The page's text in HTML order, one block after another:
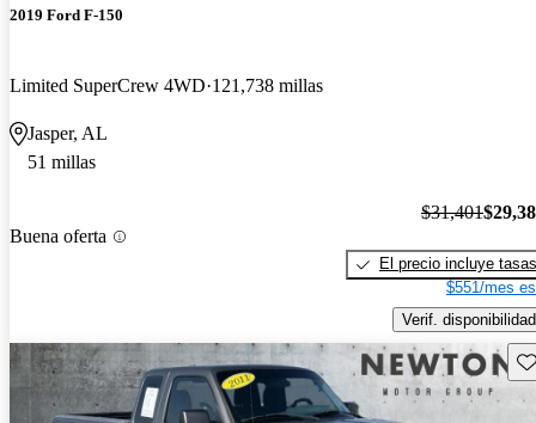
2019 Ford F-150
Limited SuperCrew 4WD 121,738 millas
Jasper, AL
51 millas
Buena oferta
$31,401
El precio incluye tasas
$551/mes
Verif. disponibilidad